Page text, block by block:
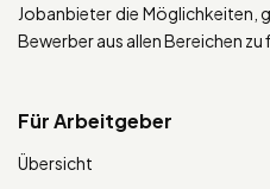
Jobanbieter die Möglichkeiten,
Bewerber aus allen Bereichen zu
Für Arbeitgeber
Übersicht